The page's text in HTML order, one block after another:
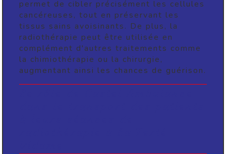
permet de cibler précisément les cellules
cancéreuses, tout en préservant les
tissus sains avoisinants. De plus, la
radiothérapie peut être utilisée en
complément d'autres traitements comme
la chimiothérapie ou la chirurgie,
augmentant ainsi les chances de guérison.